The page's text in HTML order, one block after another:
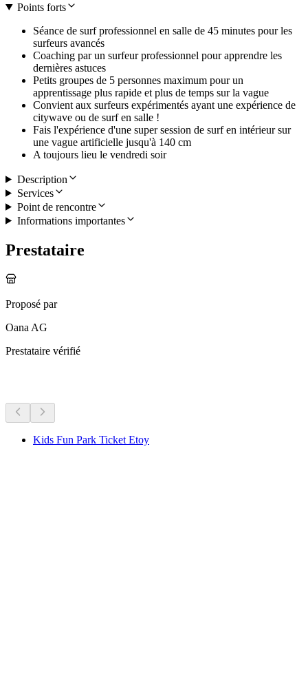
Points forts
Séance de surf professionnel en salle de 45 minutes pour les
surfeurs avancés
Coaching par un surfeur professionnel pour apprendre les
dernières astuces
Petits groupes de 5 personnes maximum pour un
apprentissage plus rapide et plus de temps sur la vague
Convient aux surfeurs expérimentés ayant une expérience de
citywave ou de surf en salle !
Fais l'expérience d'une super session de surf en intérieur sur
une vague artificielle jusqu'à 140 cm
A toujours lieu le vendredi soir
Description
Services
Point de rencontre
Informations importantes
Prestataire
Proposé par
Oana AG
Prestataire vérifié
Kids Fun Park Ticket Etoy